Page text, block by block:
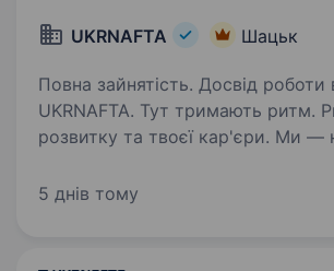
UKRNAFTA Шацьк
Повна зайнятість. Досвід роботи
UKRNAFTA. Тут тримають ритм.
розвитку та твоєї кар'єри. Ми —
це 2 000+ свердловин, майже
5 днів тому